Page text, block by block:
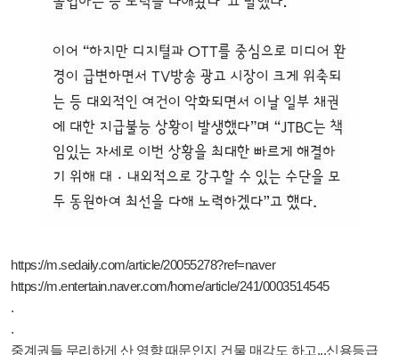
https://m.sedaily.com/article/20055278?ref=naver
https://m.entertain.naver.com/home/article/241/0003514545
.
.
중계권들 무리하게 산 영향 때문인지 건물 매각도 하고...신용등급